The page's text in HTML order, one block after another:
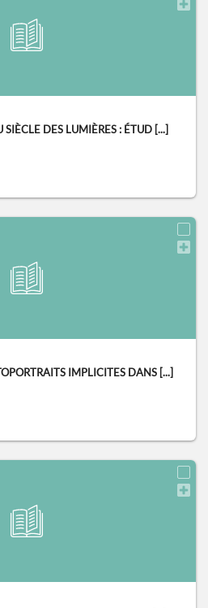
SIÈCLE DES LUMIÈRES : ÉTUD [...]
IMPLICITES DANS [...]